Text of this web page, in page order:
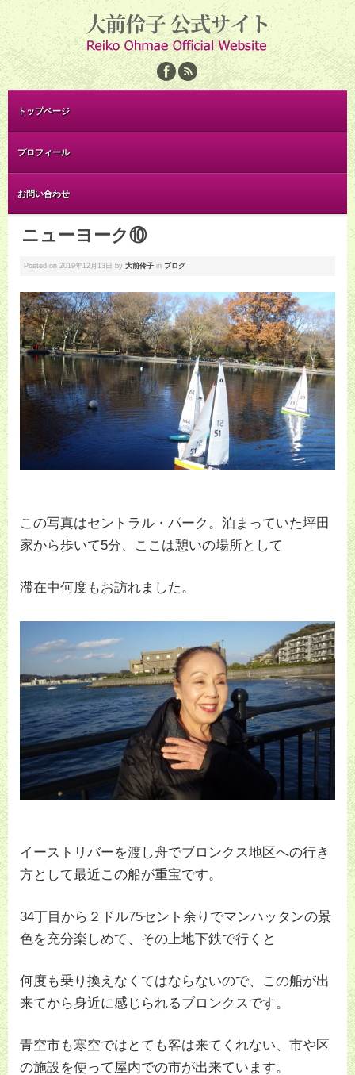
トップページ
プロフィール
お問い合わせ
ニューヨーク⑩
Posted on 2019年12月13日 by 大前伶子 in ブログ
この写真はセントラル・パーク。泊まっていた坪田
家から歩いて5分、ここは憩いの場所として
滞在中何度もお訪れました。
イーストリバーを渡し舟でブロンクス地区への行き
方として最近この船が重宝です。
34丁目から２ドル75セント余りでマンハッタンの景
色を充分楽しめて、その上地下鉄で行くと
何度も乗り換えなくてはならないので、この船が出
来てから身近に感じられるブロンクスです。
青空市も寒空ではとても客は来てくれない、市や区
の施設を使って屋内での市が出来ています。